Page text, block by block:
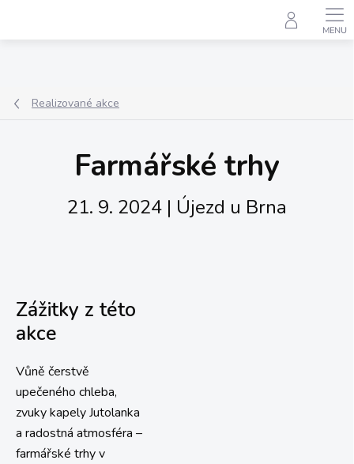
obsah
Realizované akce
Farmářské trhy
21. 9. 2024 | Újezd u Brna
Zážitky z této
akce
Vůně čerstvě
upečeného chleba,
zvuky kapely Jutolanka
a radostná atmosféra –
farmářské trhy v